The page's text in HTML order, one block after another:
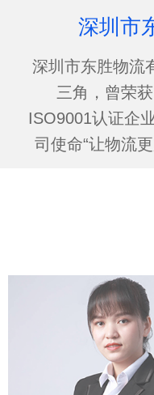
深圳市
深圳市东胜物流
三角，曾荣
ISO9001认证企
司使命“让物流